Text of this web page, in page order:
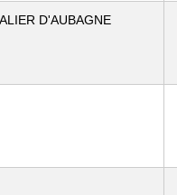
D'AUBAGNE